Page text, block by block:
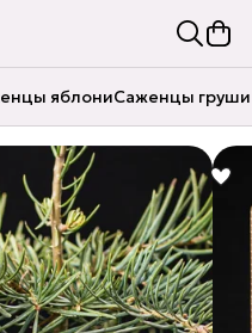
яблониСаженцы груши